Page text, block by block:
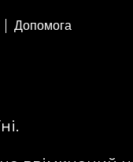
Допомога